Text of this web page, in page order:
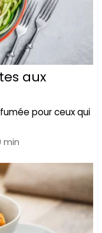
aux
pour ceux qui
min